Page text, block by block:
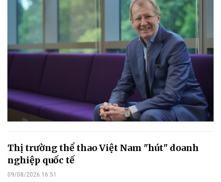
Thị trường thể thao Việt Nam "hút" doanh
nghiệp quốc tế
09/08/2026 16:51